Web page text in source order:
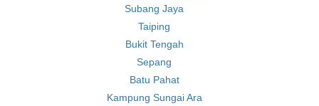
Subang Jaya
Taiping
Bukit Tengah
Sepang
Batu Pahat
Kampung Sungai Ara